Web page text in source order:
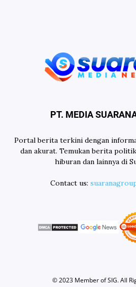
PT. MEDIA
Portal berita terkini dengan
dan akurat. Temukan berita
hiburan dan lainnya di
Contact us:
© 2023 Member ofSIG. All